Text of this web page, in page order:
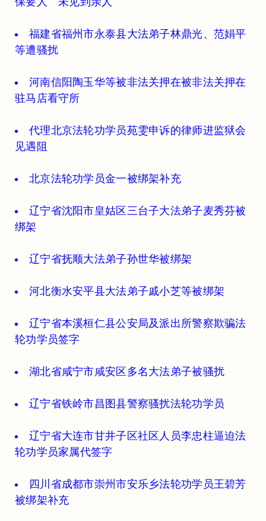
福建省福州市永泰县大法弟子林鼎光、范娟平
等遭骚扰
河南信阳陶玉华等被非法关押在被非法关押在
驻马店看守所
代理北京法轮功学员苑雯申诉的律师进监狱会
见遇阻
北京法轮功学员金一被绑架补充
辽宁省沈阳市皇姑区三台子大法弟子麦秀芬被
绑架
辽宁省抚顺大法弟子孙世华被绑架
河北衡水安平县大法弟子戚小芝等被绑架
辽宁省本溪桓仁县公安局及派出所警察欺骗法
轮功学员签字
湖北省咸宁市咸安区多名大法弟子被骚扰
辽宁省铁岭市昌图县警察骚扰法轮功学员
辽宁省大连市甘井子区社区人员李忠柱逼迫法
轮功学员家属代签字
四川省成都市崇州市安乐乡法轮功学员王碧芳
被绑架补充